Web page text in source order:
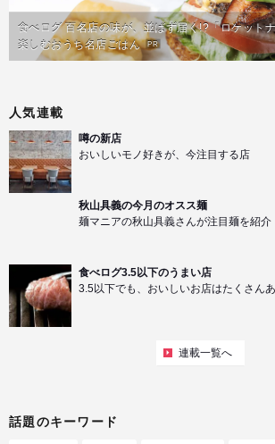
食べログ 百名店の味が、並ばず届く!?「ロケット
楽しむおうち名店ごはん PR
人気連載
噂の新店
おいしいモノ好きが、今注目する店
秋山具義の今月のオスス麺
麺マニアの秋山具義さんが注目麺を紹介
食べログ3.5以下のうまい店
3.5以下でも、おいしいお店はたくさん
連載一覧へ
話題のキーワード